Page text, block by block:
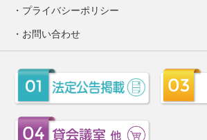
プライバシーポリシー
お問い合わせ